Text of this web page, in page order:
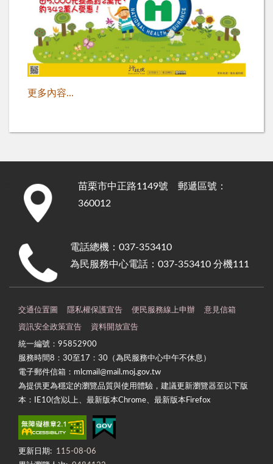
更多內容...
苗栗市中正路1149號 郵遞區號：
360012
電話總機：037-353410
為民服務中心電話：037-353410 分機111
交通位置圖 隱私權保護宣告 便民服務線上申辦 意見信箱
資訊安全政策宣告 資料開放宣告
統一編號：95852900
服務時間8：30至17：30（為民服務中心中午不休息）
電子郵件信箱：mlcmail@mail.moj.gov.tw
為提供更為穩定的瀏覽品質與使用體驗，建議更新瀏覽器至以下版
本：IE10(含)以上、最新版本Chrome、最新版本Firefox
更新日期:
115-08-06